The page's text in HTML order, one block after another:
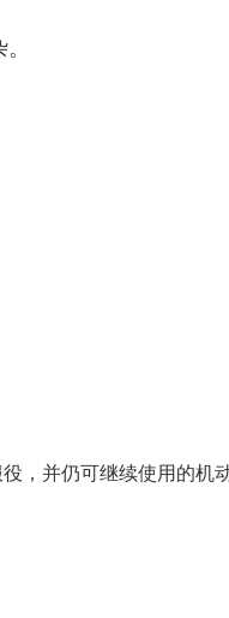
，并仍可继续使用的机